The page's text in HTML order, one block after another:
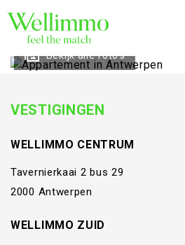
Bekijk alle foto's
VESTIGINGEN
WELLIMMO CENTRUM
Tavernierkaai 2 bus 29
2000 Antwerpen
WELLIMMO ZUID